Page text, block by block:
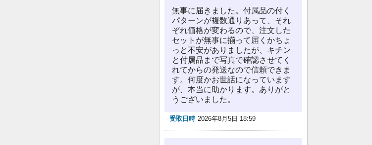
無事に届きました。付属品の付く
パターンが複数通りあって、それ
ぞれ価格が変わるので、注文した
セットが無事に揃って届くかちょ
っと不安がありましたが、キチン
と付属品まで写真で確認させてく
れてからの発送なので信頼できま
す。何度かお世話になっています
が、本当に助かります。ありがと
うございました。
受取日時 2026年8月5日 18:59